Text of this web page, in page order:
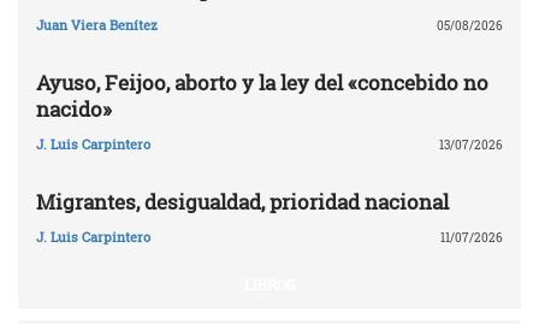
Juan Viera Benítez 05/08/2026
Ayuso, Feijoo, aborto y la ley del «concebido no
nacido»
J. Luis Carpintero 13/07/2026
Migrantes, desigualdad, prioridad nacional
J. Luis Carpintero 11/07/2026